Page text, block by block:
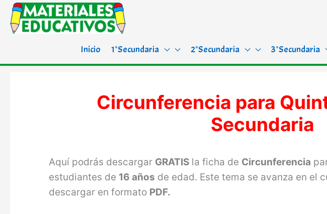
Inicio 1°Secundaria 2°Secundaria 3°Secundaria
Circunferencia para
Secundaria
Aquí podrás descargar GRATIS la ficha de Circunferencia
estudiantes de 16 años de edad. Este tema se avanza en el
descargar en formato PDF.